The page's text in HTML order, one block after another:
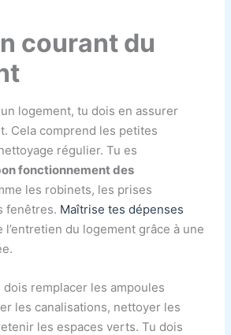
courant du
logement, tu dois en assurer
Cela comprend les petites
régulier. Tu es
fonctionnement des
les robinets, les prises
fenêtres. Maîtrise tes dépenses
l’entretien du logement grâce à une
remplacer les ampoules
les canalisations, nettoyer les
les espaces verts. Tu dois